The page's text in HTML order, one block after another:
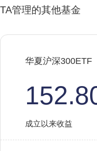
TA管理的其他基金
华夏沪深300ETF
成立以来收益